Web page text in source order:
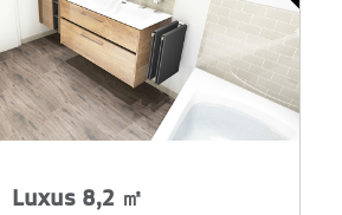
Luxus 8,2 ㎡